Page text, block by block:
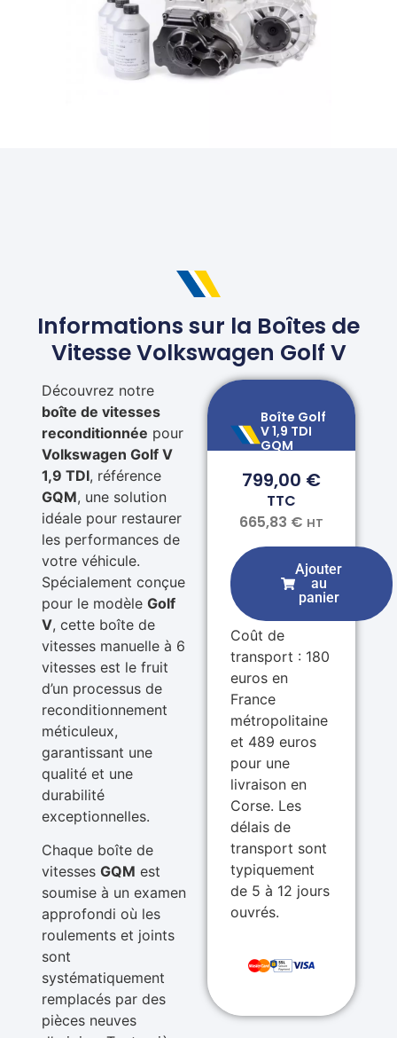
Informations sur la Boîtes de
Vitesse Volkswagen Golf V
Découvrez notre
boîte de vitesses
reconditionnée pour
Volkswagen Golf V
1,9 TDI, référence
GQM, une solution
idéale pour restaurer
les performances de
votre véhicule.
Spécialement conçue
pour le modèle Golf
V, cette boîte de
vitesses manuelle à 6
vitesses est le fruit
d’un processus de
reconditionnement
méticuleux,
garantissant une
qualité et une
durabilité
exceptionnelles.
Chaque boîte de
vitesses GQM est
soumise à un examen
approfondi où les
roulements et joints
sont
systématiquement
remplacés par des
pièces neuves
Boîte Golf
V 1,9 TDI
GQM
799,00 €
TTC
665,83 € HT
Ajouter
au
panier
Coût de
transport : 180
euros en
France
métropolitaine
et 489 euros
pour une
livraison en
Corse. Les
délais de
transport sont
typiquement
de 5 à 12 jours
ouvrés.